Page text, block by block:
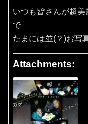
いつも皆さんが超
で
たまには並(？)お写
Attachments: